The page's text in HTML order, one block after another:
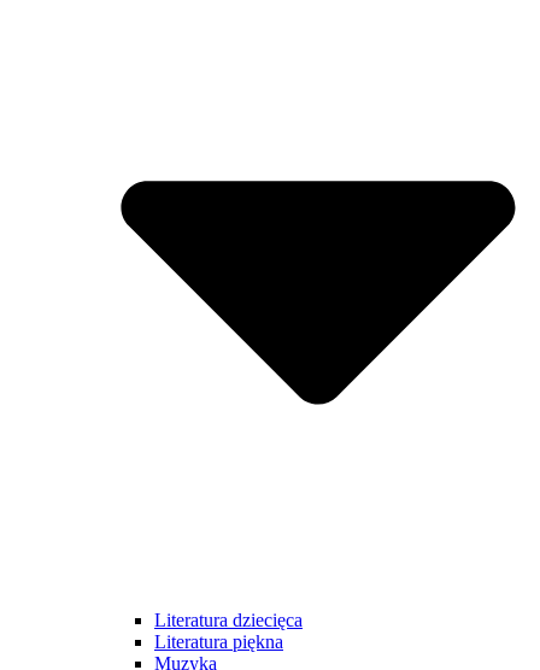
Literatura dziecięca
Literatura piękna
Muzyka